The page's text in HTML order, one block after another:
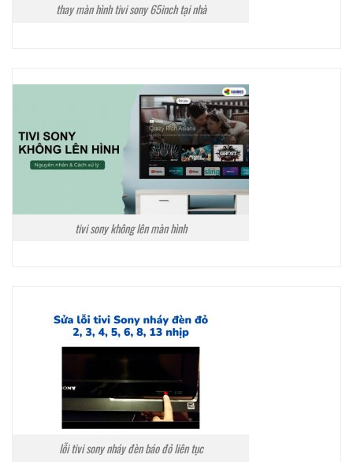
thay màn hình tivi sony 65inch tại nhà
tivi sony không lên màn hình
lỗi tivi sony nháy đèn báo đỏ liên tục